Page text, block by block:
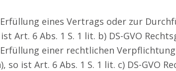
eines Vertrags oder zur
Art. 6 Abs. 1 S. 1 lit. b) DS-GVO
einer rechtlichen
ist Art. 6 Abs. 1 S. 1 lit. c) DS-GVO